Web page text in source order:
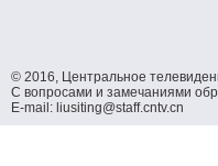
© 2016, Центральное
С вопросами и замечаниями
E-mail: liusiting@staff.cntv.cn